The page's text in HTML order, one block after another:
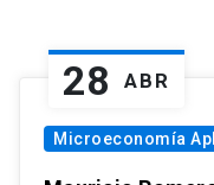
28 ABR
Microeconomía